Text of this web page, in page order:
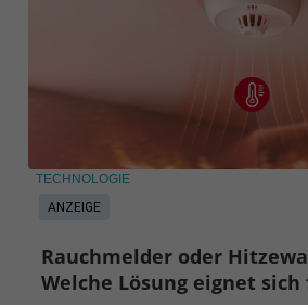
ANZEIGE
TECHNOLOGIE
Rauchmelder oder
Welche Lösung eignet sich